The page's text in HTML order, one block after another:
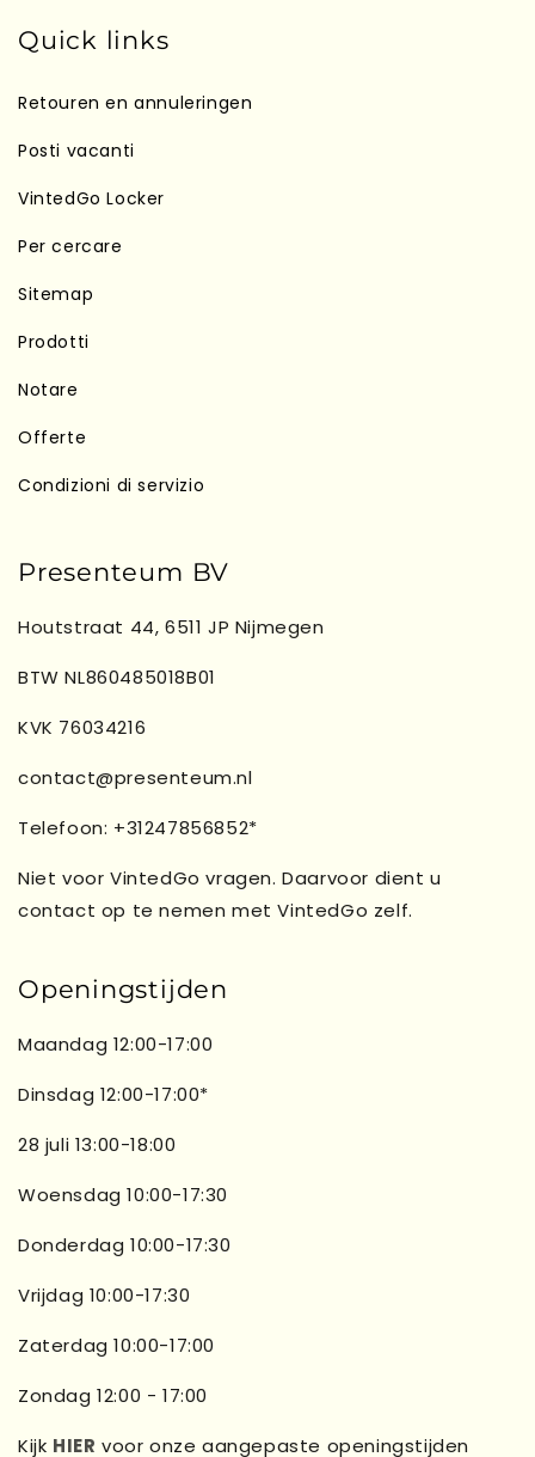
Quick links
Retouren en annuleringen
Posti vacanti
VintedGo Locker
Per cercare
Sitemap
Prodotti
Notare
Offerte
Condizioni di servizio
Presenteum BV
Houtstraat 44, 6511 JP Nijmegen
BTW NL860485018B01
KVK 76034216
contact@presenteum.nl
Telefoon: +31247856852*
Niet voor VintedGo vragen. Daarvoor dient u
contact op te nemen met VintedGo zelf.
Openingstijden
Maandag 12:00-17:00
Dinsdag 12:00-17:00*
28 juli 13:00-18:00
Woensdag 10:00-17:30
Donderdag 10:00-17:30
Vrijdag 10:00-17:30
Zaterdag 10:00-17:00
Zondag 12:00 - 17:00
Kijk HIER voor onze aangepaste openingstijden